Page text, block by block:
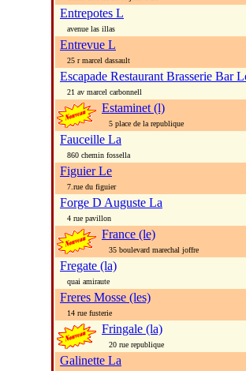
Entrepotes L
avenue las illas
Entrevue L
25 r marcel dassault
Escapade Restaurant Brasserie Bar
21 av marcel carbonnell
Estaminet (l)
5 place de la republique
Fauceille La
860 chemin fossella
Figuier Le
7.rue du figuier
Forge D Auguste La
4 rue pavillon
France (le)
35 boulevard marechal joffre
Fregate (la)
quai amiraute
Freres Mosse (les)
14 rue fusterie
Fringale (la)
20 rue republique
Galinette La